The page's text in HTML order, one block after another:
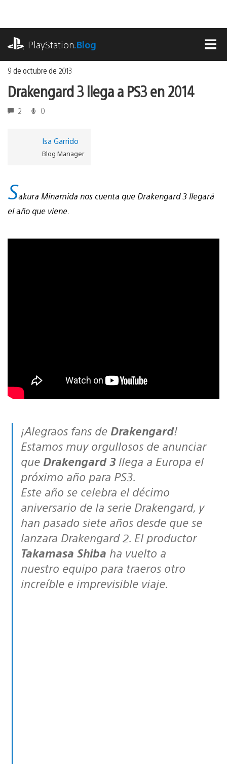
contenido
PlayStation.Blog
9 de octubre de 2013
Drakengard 3 llega a PS3 en 2014
2 0
Isa Garrido
Blog Manager
Sakura Minamida nos cuenta que Drakengard 3 llegará
el año que viene.
¡Alegraos fans de Drakengard!
Estamos muy orgullosos de anunciar
que Drakengard 3llega a Europa el
próximo año para PS3.
Este año se celebra el décimo
aniversario de la serie Drakengard, y
han pasado siete años desde que se
lanzara Drakengard 2. El productor
Takamasa Shiba ha vuelto a
nuestro equipo para traeros otro
increíble e imprevisible viaje.